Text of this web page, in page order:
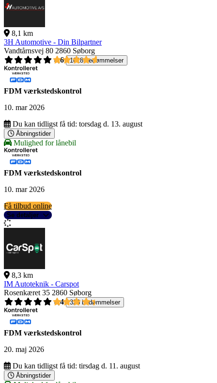
8,1 km
3H Automotive - Din Bilpartner
Vandtårnsvej 80 2860 Søborg
4,6
1618 bedømmelser
FDM værkstedskontrol
10. mar 2026
Du kan tidligst få tid: torsdag d. 13. august
Åbningstider
Mulighed for lånebil
FDM værkstedskontrol
10. mar 2026
Få tilbud online
Se detaljer
8,3 km
IM Autoteknik - Carspot
Rosenkæret 35 2860 Søborg
4,4
326 bedømmelser
FDM værkstedskontrol
20. maj 2026
Du kan tidligst få tid: tirsdag d. 11. august
Åbningstider